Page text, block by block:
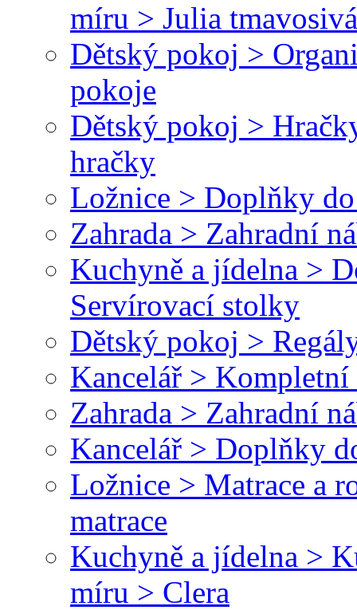
míru > Julia
Dětský pokoj >
pokoje
Dětský pokoj >
hračky
Ložnice > Doplňky
Zahrada > Zahradní
Kuchyně a jídelna >
Servírovací stolky
Dětský pokoj >
Kancelář > Kompletní
Zahrada > Zahradní
Kancelář > Doplňky
Ložnice > Matrace a
matrace
Kuchyně a jídelna >
míru > Clera